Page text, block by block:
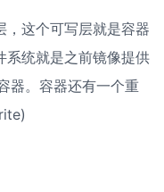
，这个可写层就是容器
系统就是之前镜像提供
器。容器还有一个重